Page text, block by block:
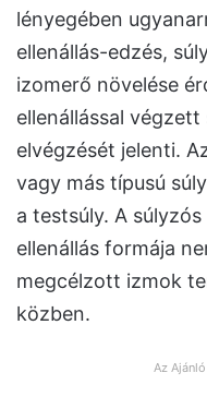
lényegében
ellenállás-edzés,
izomerő növelése
ellenállással
elvégzését jelenti.
vagy más típusú
a testsúly. A
ellenállás formája
megcélzott izmok
közben.
Az